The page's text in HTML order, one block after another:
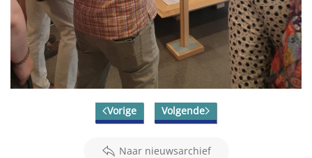
Vorige Volgende
Naar nieuwsarchief